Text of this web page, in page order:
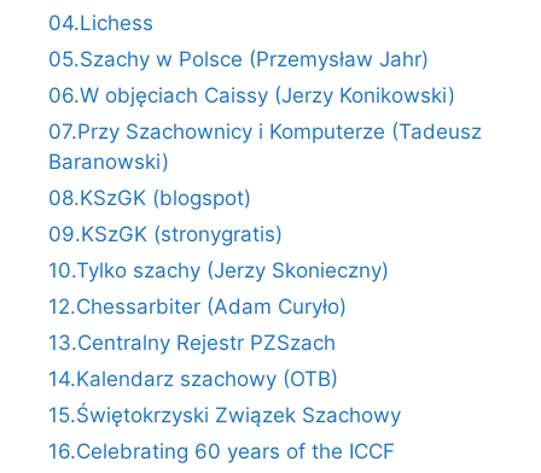
04.Lichess
05.Szachy w Polsce (Przemysław Jahr)
06.W objęciach Caissy (Jerzy Konikowski)
07.Przy Szachownicy i Komputerze (Tadeusz
Baranowski)
08.KSzGK (blogspot)
09.KSzGK (stronygratis)
10.Tylko szachy (Jerzy Skonieczny)
12.Chessarbiter (Adam Curyło)
13.Centralny Rejestr PZSzach
14.Kalendarz szachowy (OTB)
15.Świętokrzyski Związek Szachowy
16.Celebrating 60 years of the ICCF